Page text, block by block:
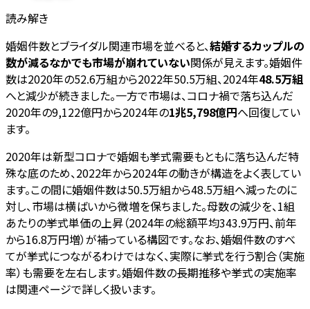
読み解き
婚姻件数とブライダル関連市場を並べると、結婚するカップルの
数が減るなかでも市場が崩れていない関係が見えます。婚姻件
数は2020年の52.6万組から2022年50.5万組、2024年48.5万組
へと減少が続きました。一方で市場は、コロナ禍で落ち込んだ
2020年の9,122億円から2024年の1兆5,798億円へ回復してい
ます。
2020年は新型コロナで婚姻も挙式需要もともに落ち込んだ特
殊な底のため、2022年から2024年の動きが構造をよく表してい
ます。この間に婚姻件数は50.5万組から48.5万組へ減ったのに
対し、市場は横ばいから微増を保ちました。母数の減少を、1組
あたりの挙式単価の上昇（2024年の総額平均343.9万円、前年
から16.8万円増）が補っている構図です。なお、婚姻件数のすべ
てが挙式につながるわけではなく、実際に挙式を行う割合（実施
率）も需要を左右します。婚姻件数の長期推移や挙式の実施率
は関連ページで詳しく扱います。